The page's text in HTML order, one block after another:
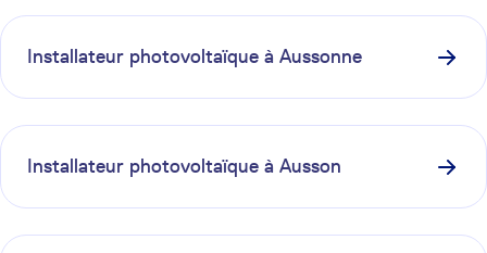
Installateur photovoltaïque à Aussonne
Installateur photovoltaïque à Ausson